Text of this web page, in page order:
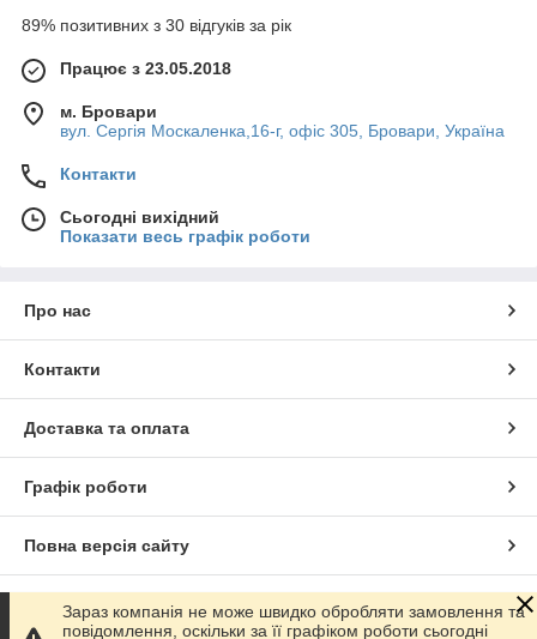
89% позитивних з 30 відгуків за рік
Працює з 23.05.2018
м. Бровари
вул. Сергія Москаленка,16-г, офіс 305, Бровари, Україна
Контакти
Сьогодні вихідний
Показати весь графік роботи
Про нас
Контакти
Доставка та оплата
Графік роботи
Повна версія сайту
Сайт створено на маркетплейсі Prom.ua
Зараз компанія не може швидко обробляти замовлення та
повідомлення, оскільки за її графіком роботи сьогодні